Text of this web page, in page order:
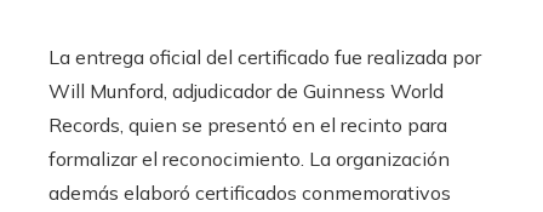
La entrega oficial del certificado fue realizada por
Will Munford, adjudicador de Guinness World
Records, quien se presentó en el recinto para
formalizar el reconocimiento. La organización
además elaboró certificados conmemorativos